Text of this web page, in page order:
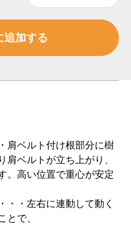
肩ベルト付け根部分に樹
肩ベルトが立ち上がり、
。高い位置で重心が安定
・・左右に連動して動く
とで、